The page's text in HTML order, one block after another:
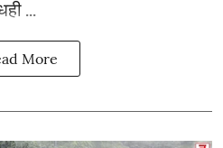
...
More